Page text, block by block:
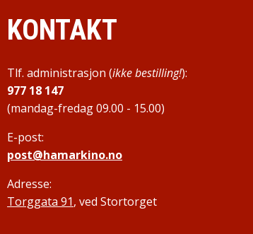
KONTAKT
Tlf. administrasjon (ikke bestilling!):
977 18 147
(mandag-fredag 09.00 - 15.00)
E-post:
post@hamarkino.no
Adresse:
Torggata 91, ved Stortorget